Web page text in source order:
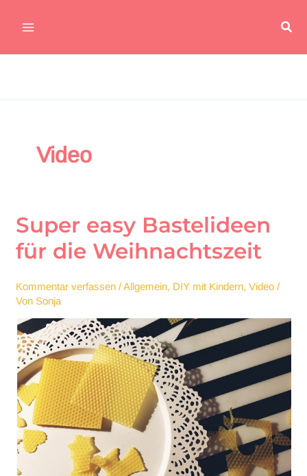
Inhalt
Video
Super easy Bastelideen
für die Weihnachtszeit
Kommentar verfassen /Allgemein, DIY mit Kindern,Video /
VonSonja